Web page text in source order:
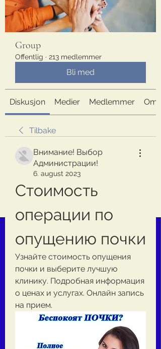
Group
Offentlig · 213 medlemmer
Bli med
Diskusjon Medier Medlemmer Om
Tilbake
Внимание! Выбор
Администрации!
6. august 2023
Стоимость
операции по
опущению почки
Узнайте стоимость опущения
почки и выберите лучшую
клинику. Подробная информация
о ценах и услугах. Онлайн запись
на прием.